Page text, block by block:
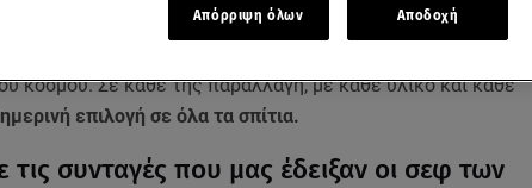
κόσμου. Σε κάθε της παραλλαγή, με κάθε υλικό και κάθε
επιλογή σε όλα τα σπίτια.
συνταγές που μας έδειξαν οι σεφ των
Απόρριψη όλων Αποδοχή